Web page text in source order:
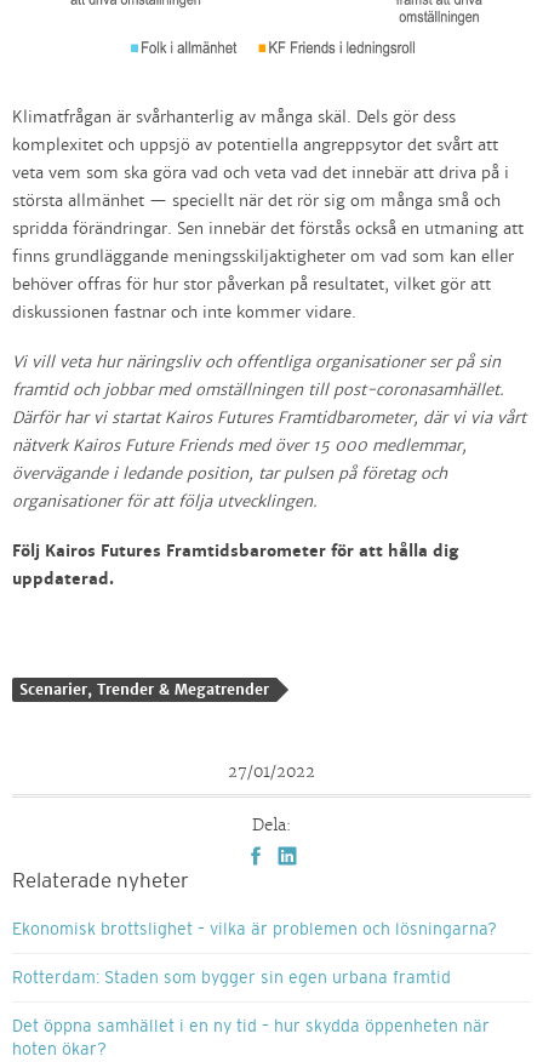
Klimatfrågan är svårhanterlig av många skäl. Dels gör dess
komplexitet och uppsjö av potentiella angreppsytor det svårt att
veta vem som ska göra vad och veta vad det innebär att driva på i
största allmänhet — speciellt när det rör sig om många små och
spridda förändringar. Sen innebär det förstås också en utmaning att
finns grundläggande meningsskiljaktigheter om vad som kan eller
behöver offras för hur stor påverkan på resultatet, vilket gör att
diskussionen fastnar och inte kommer vidare.
Vi vill veta hur näringsliv och offentliga organisationer ser på sin
framtid och jobbar med omställningen till post-coronasamhället.
Därför har vi startat Kairos Futures Framtidbarometer, där vi via vårt
nätverk Kairos Future Friends med över 15 000 medlemmar,
övervägande i ledande position, tar pulsen på företag och
organisationer för att följa utvecklingen.
Följ Kairos Futures Framtidsbarometer för att hålla dig
uppdaterad.
Scenarier, Trender & Megatrender
27/01/2022
Dela:
Relaterade nyheter
Ekonomisk brottslighet – vilka är problemen och lösningarna?
Rotterdam: Staden som bygger sin egen urbana framtid
Det öppna samhället i en ny tid – hur skydda öppenheten när
hoten ökar?